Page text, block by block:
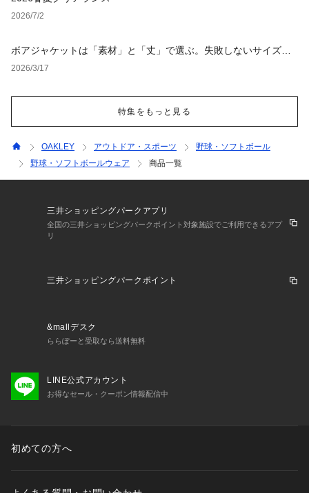
2026/7/2
ボアジャケットは「素材」と「丈」で選ぶ。失敗しないサイズ選
びと鉄板レイヤード術を徹底解説【レディース・メンズ】
2026/3/17
特集をもっと見る
OAKLEY アウトドア・スポーツ
野球・ソフトボール
野球・ソフトボールウェア
商品一覧
三井ショッピングパークアプリ
全国の三井ショッピングパークポイント対象施設でご利用できるアプ
リ
三井ショッピングパークポイント
&mallデスク
ららぽーと受取なら送料無料
LINE公式アカウント
お得なセール・クーポン情報配信中
初めての方へ